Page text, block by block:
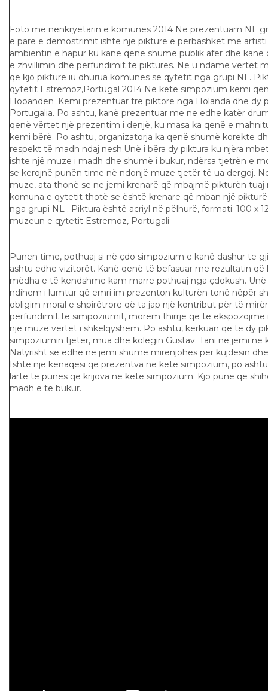
Foto me nenkryetarin e komunes 2014 Ne prezentuam NL
e parë e demostrimit ishte një pikturë e përbashkët me
ambientin e hapur ku kanë qenë shumë publik afër dhe
e zhvillimin dhe përfundimit të piktures. Ne u ndamë vërtet
që kjo pikturë iu dhurua komunës së qytetit nga grupi NL.
qytetit Estremoz,Portugal 2014 Në këtë simpozium kemi
Hoöandën .Kemi prezentuar tre piktorë nga Holanda dhe dy
Portugalia. Po ashtu, kanë prezentuar me ne edhe katër
qenë vërtet një prezentim i denjë, ku masa ka qenë e
kemi bërë. Po ashtu, organizatorja ka qenë shumë korekte
respekt të madh ndaj nesh.Unë i bëra dy piktura ku njëra
ishte një muze i madh dhe shumë i bukur, ndërsa tjetrën e
se kerojnë punën time në ndonjë muze tjetër të ua dergoj.
muze, ata thonë se ne jemi krenarë që mbajmë pikturën
komuna e qytetit thotë se është krenare që mban një
nga grupi NL . Piktura është acriyl në pëlhurë, formati: 100 x
muzeun e qytetit Estremoz, Portugali
Punen time, pothuaj si në çdo simpozium e kanë dashur te
ashtu edhe vizitorët. Kanë qenë të befasuar me rezultatin që
mëdha e të kendshme kam marre pothuaj nga çdokush.
ndihem i lumtur që emri im prezenton kulturën tonë nëpër
obligim moral e shpirëtrore që ta jap një kontribut për të
perfundimit te simpoziumit, morëm thirrje që të
një muze vërtet i shkëlqyshëm. Po ashtu, kërkuan që të dy
simpoziumin tjetër, mua dhe kolegin Gustav. Tani ne jemi
Natyrisht se edhe ne jemi shumë mirënjohës për kujdesin
Ishte një kënaqësi që prezentva në këtë simpozium, po
lartë të punës që krijova në këtë simpozium. Kjo punë që
madh e të bukur.